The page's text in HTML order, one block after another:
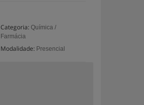
Categoria: Química /
Farmácia
Modalidade: Presencial